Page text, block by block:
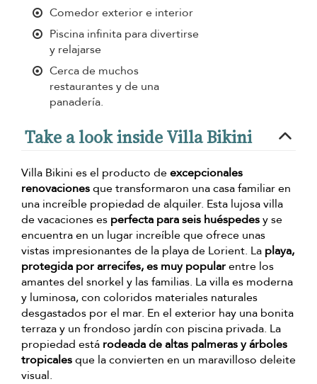
Comedor exterior e interior
Piscina infinita para divertirse
y relajarse
Cerca de muchos
restaurantes y de una
panadería.
Take a look inside Villa Bikini
Villa Bikini es el producto deexcepcionales
renovacionesque transformaron una casa familiar en
una increíble propiedad de alquiler. Esta lujosa villa
de vacaciones es perfecta para seis huéspedesy se
encuentra en un lugar increíble que ofrece unas
vistas impresionantes de la playa de Lorient. La playa,
protegida por arrecifes, es muy popularentre los
amantes del snorkel y las familias. La villa es moderna
y luminosa, con coloridos materiales naturales
desgastados por el mar. En el exterior hay una bonita
terraza y un frondoso jardín con piscina privada. La
propiedad está rodeada de altas palmeras y árboles
tropicalesque la convierten en un maravilloso deleite
visual.